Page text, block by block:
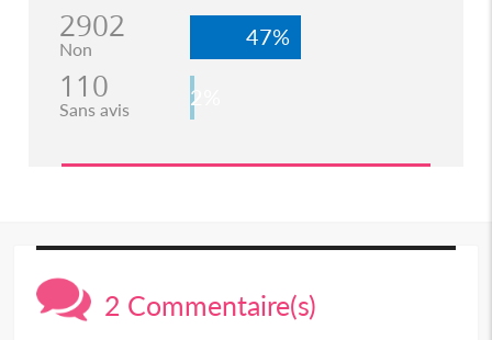
2902
Non 47%
110
Sans avis 2%
2 Commentaire(s)